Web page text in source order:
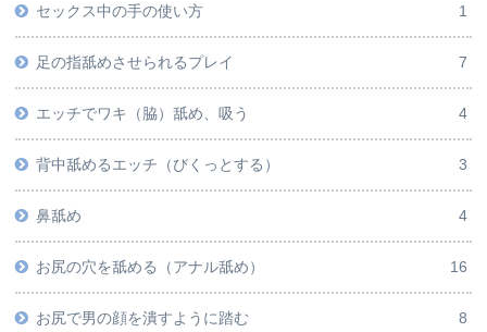
セックス中の手の使い方 1
足の指舐めさせられるプレイ 7
エッチでワキ（脇）舐め、吸う 4
背中舐めるエッチ（びくっとする） 3
鼻舐め 4
お尻の穴を舐める（アナル舐め） 16
お尻で男の顔を潰すように踏む 8